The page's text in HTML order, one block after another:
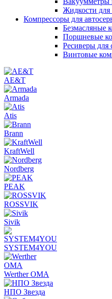
Жидкости для
Компрессоры для
Безмасляные
Поршневые
Ресиверы для
Винтовые
AE&T
Armada
Atis
Brann
KraftWell
Nordberg
PEAK
ROSSVIK
Sivik
SYSTEM4YOU
Werther OMA
НПО Звезда